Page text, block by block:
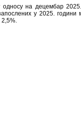
односу на децембар
у 2025.
2,5%.